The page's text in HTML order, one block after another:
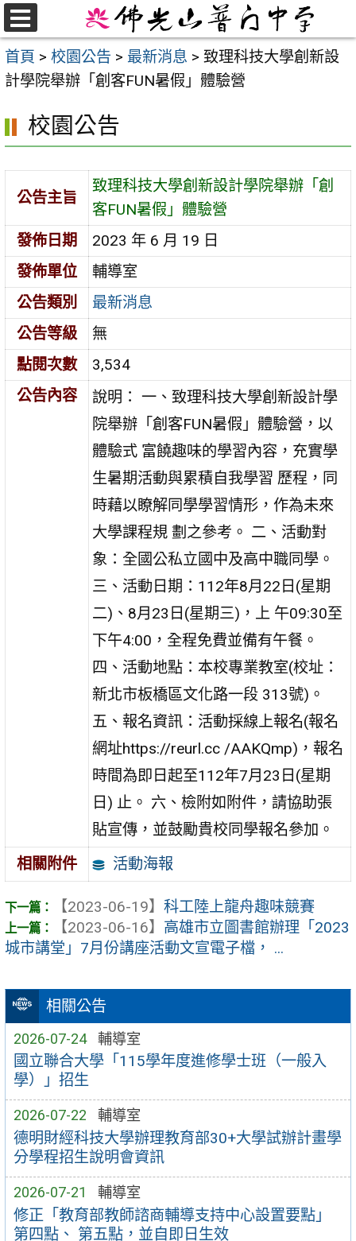
跳
至
主
要
首頁 > 校園公告 > 最新消息 > 致理科技大學創新設
計學院舉辦「創客FUN暑假」體驗營
相關公告
2026-07-24 輔導室
國立聯合大學「115學年度進修學士班（一般入
學）」招生
2026-07-22 輔導室
德明財經科技大學辦理教育部30+大學試辦計畫學
分學程招生說明會資訊
2026-07-21 輔導室
修正「教育部教師諮商輔導支持中心設置要點」
第四點、 第五點，並自即日生效
校園公告
公告主旨
致理科技大學創新設計學院舉辦「創
客FUN暑假」體驗營
發佈日期
2023 年 6 月 19 日
發佈單位
輔導室
公告類別
最新消息
公告等級
無
點閱次數
3,534
公告內容
說明： 一、致理科技大學創新設計學
院舉辦「創客FUN暑假」體驗營，以
體驗式 富饒趣味的學習內容，充實學
生暑期活動與累積自我學習 歷程，同
時藉以瞭解同學學習情形，作為未來
大學課程規 劃之參考。 二、活動對
象：全國公私立國中及高中職同學。
三、活動日期：112年8月22日(星期
二)、8月23日(星期三)，上 午09:30至
下午4:00，全程免費並備有午餐。
四、活動地點：本校專業教室(校址：
新北市板橋區文化路一段 313號)。
五、報名資訊：活動採線上報名(報名
網址https://reurl.cc /AAKQmp)，報名
時間為即日起至112年7月23日(星期
日) 止。 六、檢附如附件，請協助張
貼宣傳，並鼓勵貴校同學報名參加。
相關附件
活動海報
【2023-06-19】 科工陸上龍舟趣味競賽
【2023-06-16】 高雄市立圖書館辦理「2023
城市講堂」7月份講座活動文宣電子檔， ...
選
單